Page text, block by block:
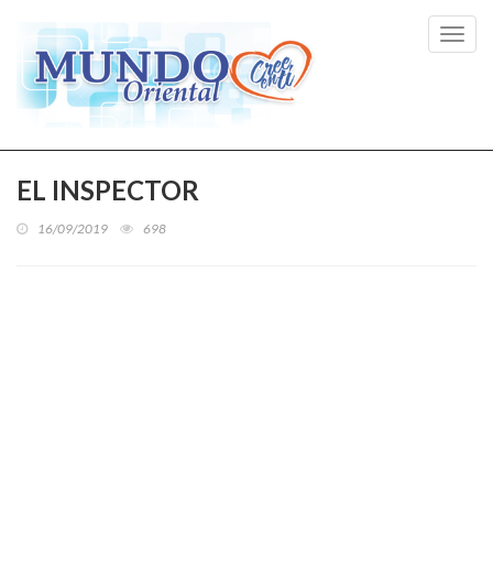
EL INSPECTOR
16/09/2019 698